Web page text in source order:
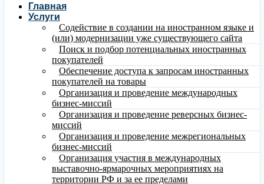
Главная
Услуги
Содействие в создании на иностранном языке и
(или) модернизации уже существующего сайта
Поиск и подбор потенциальных иностранных
покупателей
Обеспечение доступа к запросам иностранных
покупателей на товары
Организация и проведение международных
бизнес-миссий
Организация и проведение реверсных бизнес-
миссий
Организация и проведение межрегиональных
бизнес-миссий
Организация участия в международных
выставочно-ярмарочных мероприятиях на
территории РФ и за ее пределами